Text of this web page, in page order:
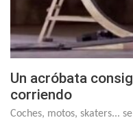
Un acróbata
corriendo
Coches, motos, skaters...